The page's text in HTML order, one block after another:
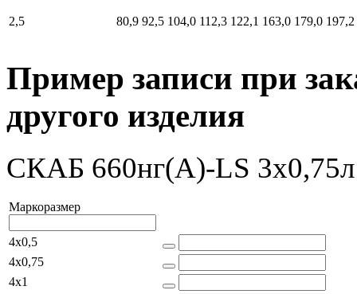
2,5 80,9 92,5 104,0 112,3 122,1 163,0 179,0 197,2
Пример записи при
другого изделия
СКАБ 660нг(А)-LS
Маркоразмер
4x0,5
4x0,75
4x1